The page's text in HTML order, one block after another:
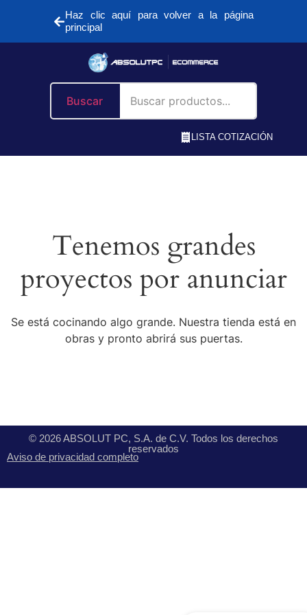
Haz clic aquí para volver a la página
principal
Buscar
LISTA COTIZACIÓN
Tenemos grandes
proyectos por anunciar
Se está cocinando algo grande. Nuestra tienda está en
obras y pronto abrirá sus puertas.
© 2026 ABSOLUT PC, S.A. de C.V. Todos los derechos
reservados
Aviso de privacidad completo